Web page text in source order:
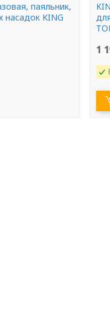
паяльник,
насадок KING
1